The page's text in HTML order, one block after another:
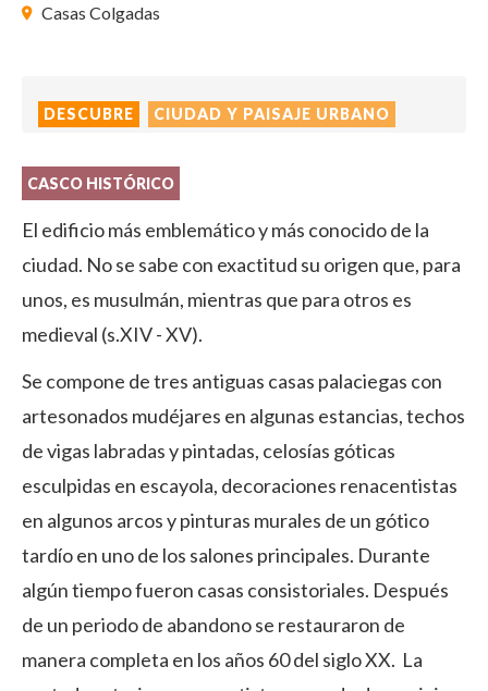
Casas Colgadas
DESCUBRE CIUDAD Y PAISAJE URBANO
CASCO HISTÓRICO
El edificio más emblemático y más conocido de la
ciudad. No se sabe con exactitud su origen que, para
unos, es musulmán, mientras que para otros es
medieval (s.XIV - XV).
Se compone de tres antiguas casas palaciegas con
artesonados mudéjares en algunas estancias, techos
de vigas labradas y pintadas, celosías góticas
esculpidas en escayola, decoraciones renacentistas
en algunos arcos y pinturas murales de un gótico
tardío en uno de los salones principales. Durante
algún tiempo fueron casas consistoriales. Después
de un periodo de abandono se restauraron de
manera completa en los años 60 del siglo XX. La